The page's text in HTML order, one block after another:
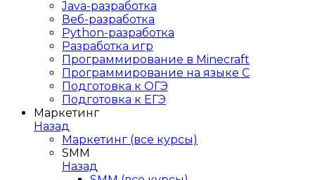
Java-разработка
Веб-разработка
Python-разработка
Разработка игр
Программирование в Minecraft
Программирование на языке C
Подготовка к ОГЭ
Подготовка к ЕГЭ
Маркетинг
Назад
Маркетинг (все курсы)
SMM
Назад